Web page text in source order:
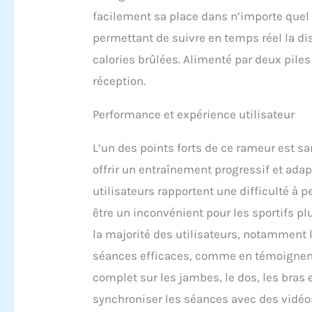
des
l'aviron
20
et
des
les
Nous
facilement sa place dans n’importe quel
permettant de suivre en temps réel la
calories brûlées. Alimenté par deux
réception.
Performance et expérience utilisateur
L’un des points forts de ce rameur est
offrir un entraînement progressif et
utilisateurs rapportent une difficulté à
être un inconvénient pour les sportifs
la majorité des utilisateurs, notamment
séances efficaces, comme en
complet sur les jambes, le dos, les bras
synchroniser les séances avec des